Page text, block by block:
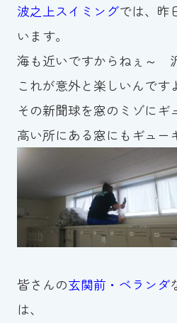
メールでお
スイミング
体験申し込
波之上スイミングでは、昨
います。
海も近いですからねぇ～
これが意外と楽しいんです
その新聞球を窓のミゾにギ
高い所にある窓にもギュー
皆さんの玄関前・ベランダ
は、